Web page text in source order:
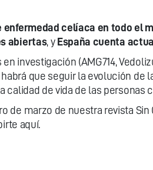
celíaca en todo el
abiertas, y España cuenta
investigación (AMG714,
que seguir la evolución de
calidad de vida de las personas
de marzo de nuestra revista
aquí.